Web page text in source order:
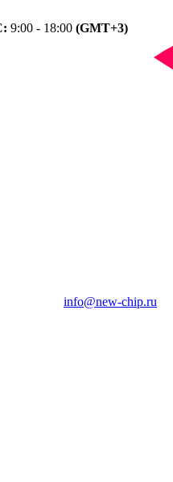
9:00 - 18:00 (GMT+3)
info@new-chip.ru